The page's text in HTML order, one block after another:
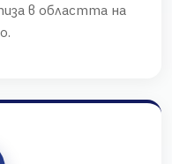
в областта на